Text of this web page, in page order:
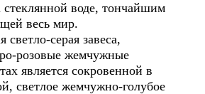
воде, тончайшим
весь мир.
серая завеса,
розовые жемчужные
является сокровенной в
светлое жемчужно-голубое